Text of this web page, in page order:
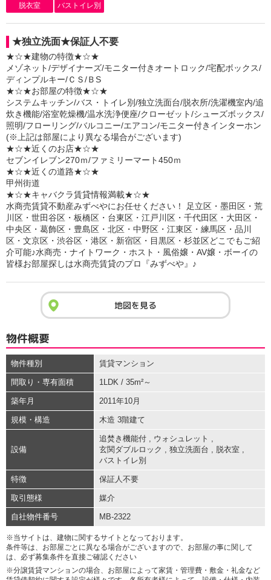
脱衣室
バストイレ別
★独立洗面★保証人不要
★☆★建物の特徴★☆★
メゾネット/デザイナーズ/モニター付きオートロック/宅配ボックス/
ディンプルキー/ＣＳ/ＢS
★☆★お部屋の特徴★☆★
システムキッチン/バス・トイレ別/独立洗面台/脱衣所/洗濯機室内/追
炊き機能/浴室乾燥機/温水洗浄便座/クローゼット/シューズボックス/
照明/フローリング/バルコニー/エアコン/モニター付きインターホン
(※上記は部屋により異なる場合がございます)
★☆★近くのお店★☆★
セブンイレブン270ｍ/ファミリーマート450ｍ
★☆★近くの道路★☆★
甲州街道
★☆★キャバクラ賃貸情報満載★☆★
水商売賃貸不動産みずべやにお任せください！ 足立区・墨田区・荒
川区・世田谷区・板橋区・台東区・江戸川区・千代田区・大田区・
中央区・葛飾区・豊島区・北区・中野区・江東区・練馬区・品川
区・文京区・渋谷区・港区・新宿区・目黒区・杉並区どこでもご紹
介可能♪水商売・ナイトワーク・ホスト・風俗嬢・AV嬢・ボーイの
皆様お部屋探しは水商売賃貸のプロ『みずべや』♪
地図を見る
物件概要
物件種別 賃貸マンション
間取り・専有面積 1LDK / 35m²～
築年月 2011年10月
規模・構造 木造 3階建て
設備
追焚き機能付 , ウォシュレット ,
玄関ダブルロック , 独立洗面台 , 脱衣室 ,
バストイレ別
特徴 保証人不要
取引態様 媒介
自社物件番号 MB-2322
※当サイトは、建物に関するサイトとなっております。
条件等は、お部屋ごとに異なる場合がございますので、お部屋の事に関して
は、必ず募集条件を直接ご確認ください
※分譲賃貸マンションの場合、お部屋によって家賃・管理費・敷金・礼金など